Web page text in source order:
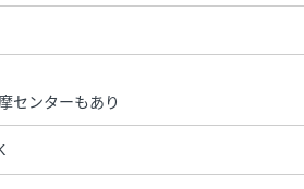
センターもあり